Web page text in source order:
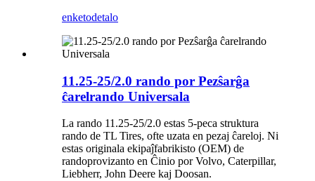
enketodetalo
11.25-25/2.0 rando por Pezŝarĝa
ĉarelrando Universala
La rando 11.25-25/2.0 estas 5-peca struktura
rando de TL Tires, ofte uzata en pezaj ĉareloj. Ni
estas originala ekipaĵfabrikisto (OEM) de
randoprovizanto en Ĉinio por Volvo, Caterpillar,
Liebherr, John Deere kaj Doosan.